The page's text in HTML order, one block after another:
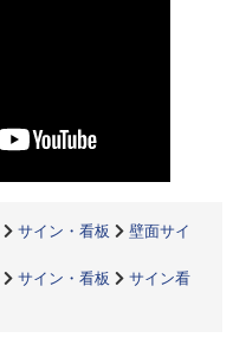
サイン・看板
壁面サイ
サイン・看板
サイン看